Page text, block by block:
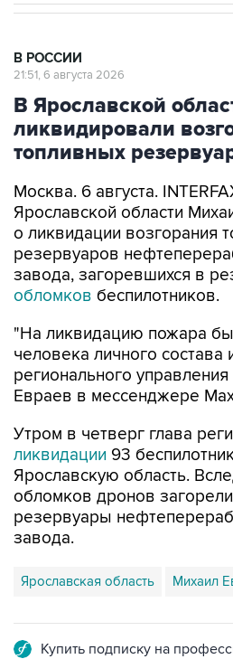
В РОССИИ
21:51, 6 августа 2026
В Ярославской
ликвидировали
топливных
Москва. 6 августа.
Ярославской области
о ликвидации возгорания
резервуаров
завода, загоревшихся в
обломков беспилотников.
"На ликвидацию пожара
человека личного состава
регионального
Евраев в мессенджере
Утром в четверг глава
ликвидации 93
Ярославскую область.
обломков дронов
резервуары
завода.
Ярославская область Михаил
Купить подписку на